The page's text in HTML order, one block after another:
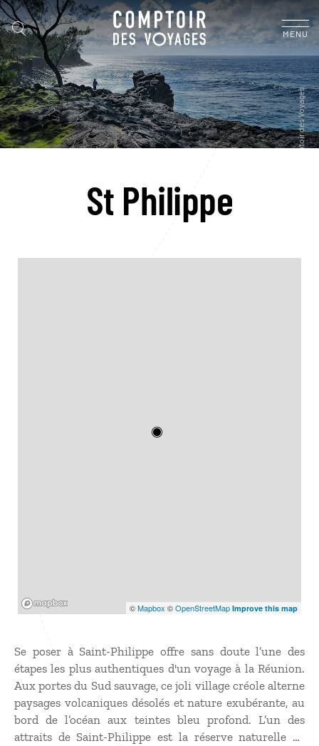
MENU
St Philippe
©Mapbox ©OpenStreetMap Improve this map
Se poser à Saint-Philippe offre sans doute l’une des
étapes les plus authentiques d'un voyage à la Réunion.
Aux portes du Sud sauvage, ce joli village créole alterne
paysages volcaniques désolés et nature exubérante, au
bord de l’océan aux teintes bleu profond. L’un des
attraits de Saint-Philippe est la réserve naturelle de